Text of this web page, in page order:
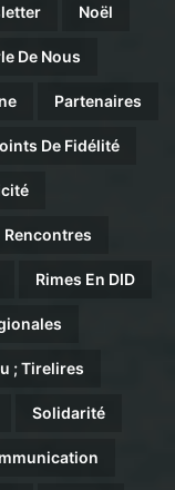
Noël
De Nous
Partenaires
De Fidélité
Rencontres
Rimes En DID
; Tirelires
Solidarité